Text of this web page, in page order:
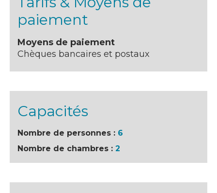
paiement
Moyens de paiement
Chèques bancaires et postaux
Capacités
Nombre de personnes : 6
Nombre de chambres : 2